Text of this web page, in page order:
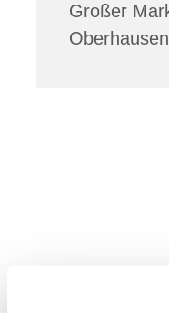
Großer
Oberhausen